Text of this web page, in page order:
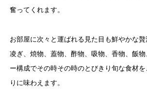
奮ってくれます。
お部屋に次々と運ばれる見た目も鮮やかな贅
凌ぎ、焼物、蓋物、酢物、吸物、香物、飯物
ー構成でその時その時のとびきり旬な食材
りに味わえます。